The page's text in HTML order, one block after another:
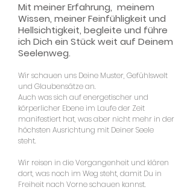
Mit meiner Erfahrung, meinem
Wissen, meiner Feinfühligkeit und
Hellsichtigkeit, begleite und führe
ich Dich ein Stück weit auf Deinem
Seelenweg.
Wir schauen uns Deine Muster, Gefühlswelt
und Glaubensätze an.
Auch was sich auf energetischer und
körperlicher Ebene im Laufe der Zeit
manifestiert hat, was aber nicht mehr in der
höchsten Ausrichtung mit Deiner Seele
steht.
Wir reisen in die Vergangenheit und klären
dort, was noch im Weg steht, damit Du in
Freiheit nach Vorne schauen kannst.